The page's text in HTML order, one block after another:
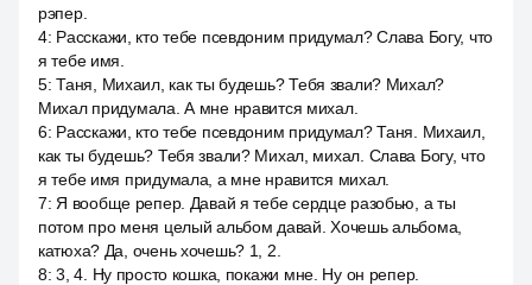
рэпер.
4: Расскажи, кто тебе псевдоним придумал? Слава Богу, что
я тебе имя.
5:Таня, Михаил, как ты будешь? Тебя звали? Михал?
Михал придумала. А мне нравится михал.
6: Расскажи, кто тебе псевдоним придумал? Таня. Михаил,
как ты будешь? Тебя звали? Михал, михал. Слава Богу, что
я тебе имя придумала, а мне нравится михал.
7: Я вообще репер. Давай я тебе сердце разобью, а ты
потом про меня целый альбом давай. Хочешь альбома,
катюха? Да, очень хочешь? 1, 2.
8:3, 4. Ну просто кошка, покажи мне. Ну он репер.